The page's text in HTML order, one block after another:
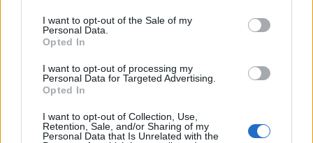
I want to opt-out of the Sale of my
Personal Data.
Opted In
I want to opt-out of processing my
Personal Data for Targeted Advertising.
Opted In
I want to opt-out of Collection, Use,
Retention, Sale, and/or Sharing of my
Personal Data that Is Unrelated with the
Pomijając już fakt, że całą przygoda ostatecznie
okazała się snem, to jednak warto zwrócić
uwagę na wszystkie elementy, które mogły na to
wcześniej wskazywać. Czy bowiem Kraina
marzeniami, w których najczęściej znajdujemy